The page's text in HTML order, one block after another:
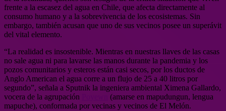
frente a la escasez del agua en Chile, que afecta directamente al
consumo humano y a la sobrevivencia de los ecosistemas. Sin
embargo, también acusan que uno de sus vecinos posee un superávit
del vital elemento.
“La realidad es insostenible. Mientras en nuestras llaves de las casas
no sale agua ni para lavarse las manos durante la pandemia y los
pozos comunitarios y esteros están casi secos, por los ductos de
Anglo American el agua corre a un flujo de 25 a 40 litros por
segundo”, señala a Sputnik la ingeniera ambiental Ximena Gallardo,
vocera de la agrupación
(amarse en mapudungun, lengua
mapuche), conformada por vecinas y vecinos de El Melón.